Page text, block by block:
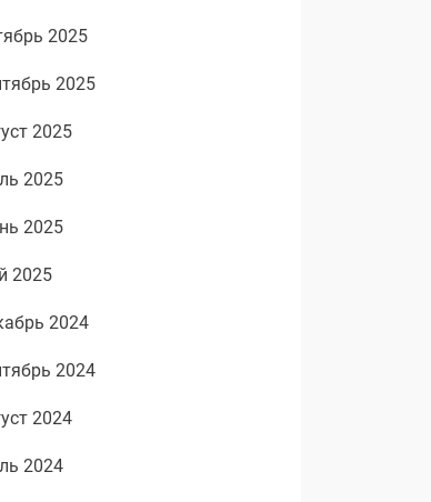
2025
2025
2025
2025
2025
2025
2024
2024
2024
2024